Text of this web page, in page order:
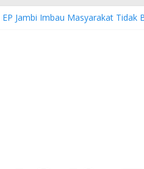
Jambi Imbau Masyarakat